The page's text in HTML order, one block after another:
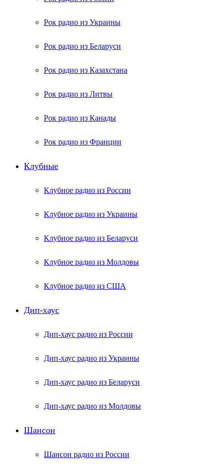
Рок радио из Украины
Рок радио из Беларуси
Рок радио из Казахстана
Рок радио из Литвы
Рок радио из Канады
Рок радио из Франции
Клубные
Клубное радио из России
Клубное радио из Украины
Клубное радио из Беларуси
Клубное радио из Молдовы
Клубное радио из США
Дип-хаус
Дип-хаус радио из России
Дип-хаус радио из Украины
Дип-хаус радио из Беларуси
Дип-хаус радио из Молдовы
Шансон
Шансон радио из России